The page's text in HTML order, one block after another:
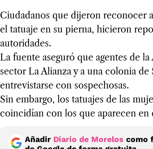
Ciudadanos que dijeron reconocer
el tatuaje en su pierna, hicieron
autoridades.
La fuente aseguró que agentes de
sector La Alianza y a una colonia de
entrevistarse con sospechosas.
Sin embargo, los tatuajes de las
coincidían con los que aparecen en
Añadir Diario de Morelos como